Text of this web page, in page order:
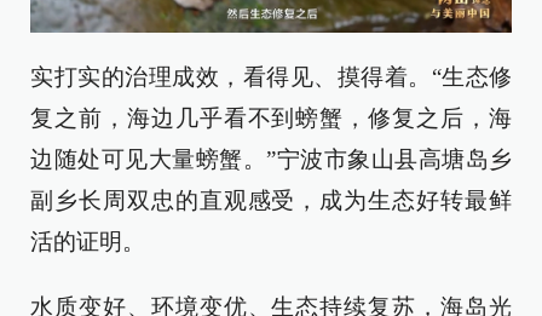
实打实的治理成效，看得见、摸得着。“生态修
复之前，海边几乎看不到螃蟹，修复之后，海
边随处可见大量螃蟹。”宁波市象山县高塘岛乡
副乡长周双忠的直观感受，成为生态好转最鲜
活的证明。
水质变好、环境变优、生态持续复苏，海岛光